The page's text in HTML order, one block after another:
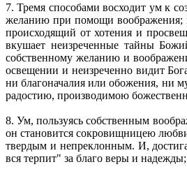
7. Тремя способами восходит ум к
желанию при помощи воображения;
происходящий от хотения и
вкушает неизреченные тайны
собственному желанию и
освещении и неизреченно видит
ни благоначалия или обожения, ни
радостию, производимою
8. Ум, пользуясь собственным
он становится сокровищницею
твердым и непреклонным. И,
вся терпит" за благо веры и